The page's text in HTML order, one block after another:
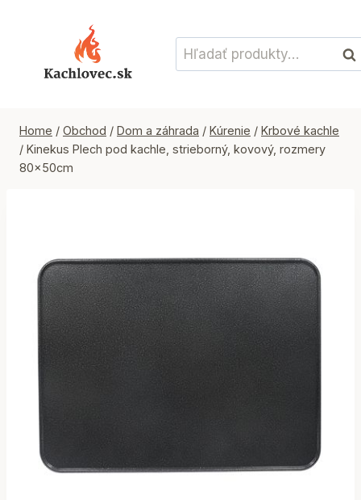
Hľadať:
Home / Obchod / Dom a záhrada / Kúrenie / Krbové kachle
/ Kinekus Plech pod kachle, strieborný, kovový, rozmery
80x50cm